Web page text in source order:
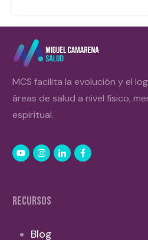
MCS facilita la evolución y el
áreas de salud a nivel físico,
espiritual.
RECURSOS
Blog